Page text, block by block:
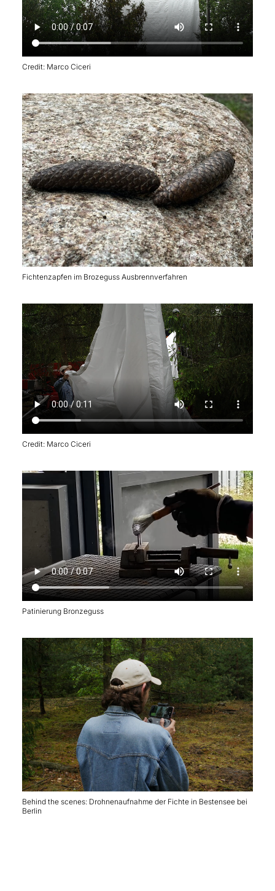
Credit: Marco Ciceri
Fichtenzapfen im Brozeguss Ausbrennverfahren
Credit: Marco Ciceri
Patinierung Bronzeguss
Behind the scenes: Drohnenaufnahme der Fichte in Bestensee bei
Berlin